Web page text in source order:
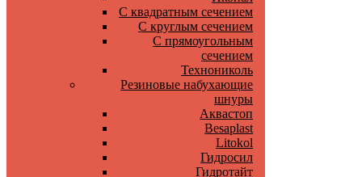
С квадратным сечением
С круглым сечением
С прямоугольным
сечением
Технониколь
Резиновые набухающие
шнуры
Аквастоп
Besaplast
Litokol
Гидросил
Гидротайт